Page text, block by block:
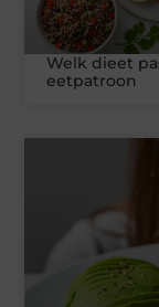
Welk dieet
eetpatroon